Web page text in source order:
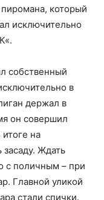
который
исключительно
«.
собственный
в
держал в
он совершил
на
Ждать
с поличным – при
Главной уликой
стали спички.